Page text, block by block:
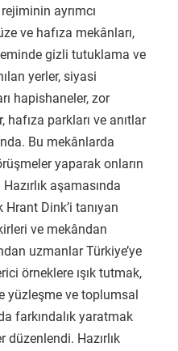
ayrımcı
ve hafıza mekânları,
gizli tutuklama ve
yerler, siyasi
hapishaneler, zor
parkları ve anıtlar
Bu mekânlarda
yaparak onların
aşamasında
Hrant Dink’i tanıyan
ve mekândan
uzmanlar Türkiye’ye
örneklere ışık tutmak,
yüzleşme ve toplumsal
farkındalık yaratmak
düzenlendi. Hazırlık